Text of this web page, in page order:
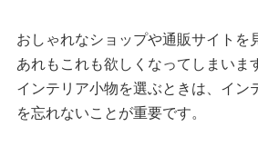
おしゃれなショップや通販サイトを
あれもこれも欲しくなってしまいま
インテリア小物を選ぶときは、イン
を忘れないことが重要です。